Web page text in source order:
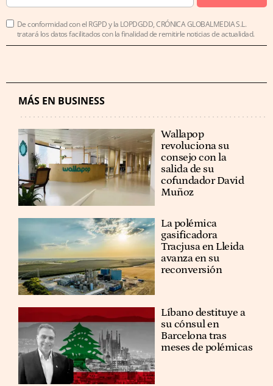
De conformidad con el RGPD y la LOPDGDD, CRÓNICA GLOBALMEDIA S.L.
tratará los datos facilitados con la finalidad de remitirle noticias de actualidad.
MÁS EN BUSINESS
Wallapop
revoluciona su
consejo con la
salida de su
cofundador David
Muñoz
La polémica
gasificadora
Tracjusa en Lleida
avanza en su
reconversión
Líbano destituye a
su cónsul en
Barcelona tras
meses de polémicas